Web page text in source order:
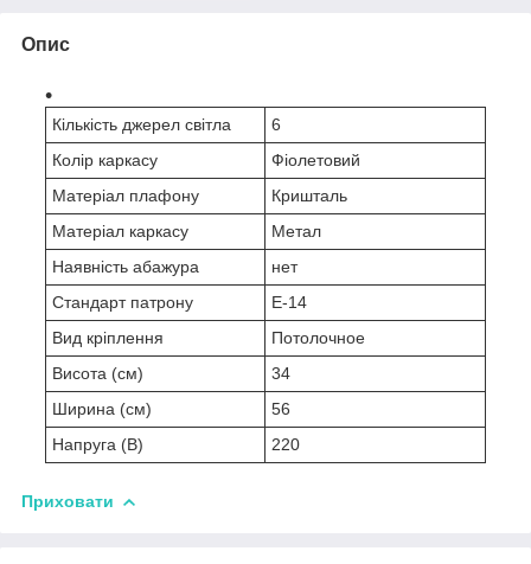
Опис
Кількість джерел світла
6
Колір каркасу
Фіолетовий
Матеріал плафону
Кришталь
Матеріал каркасу
Метал
Наявність абажура
нет
Стандарт патрону
E-14
Вид кріплення
Потолочное
Висота (см)
34
Ширина (см)
56
Напруга (В)
220
Приховати